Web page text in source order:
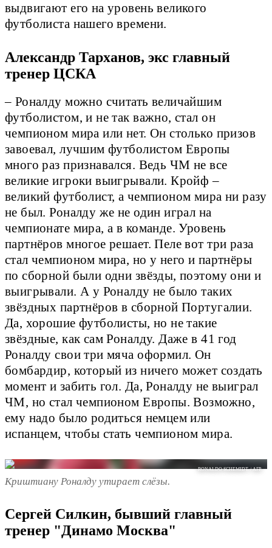
выдвигают его на уровень великого
футболиста нашего времени.
Александр Тарханов, экс главный
тренер ЦСКА
– Роналду можно считать величайшим
футболистом, и не так важно, стал он
чемпионом мира или нет. Он столько призов
завоевал, лучшим футболистом Европы
много раз признавался. Ведь ЧМ не все
великие игроки выигрывали. Кройф –
великий футболист, а чемпионом мира ни разу
не был. Роналду же не один играл на
чемпионате мира, а в команде. Уровень
партнёров многое решает. Пеле вот три раза
стал чемпионом мира, но у него и партнёры
по сборной были одни звёзды, поэтому они и
выигрывали. А у Роналду не было таких
звёздных партнёров в сборной Португалии.
Да, хорошие футболисты, но не такие
звёздные, как сам Роналду. Даже в 41 год
Роналду свои три мяча оформил. Он
бомбардир, который из ничего может создать
момент и забить гол. Да, Роналду не выиграл
ЧМ, но стал чемпионом Европы. Возможно,
ему надо было родиться немцем или
испанцем, чтобы стать чемпионом мира.
RONALDO SCHEMIDT. / AFP.
Криштиану Роналду утирает слёзы.
Сергей Силкин, бывший главный
тренер "Динамо Москва"